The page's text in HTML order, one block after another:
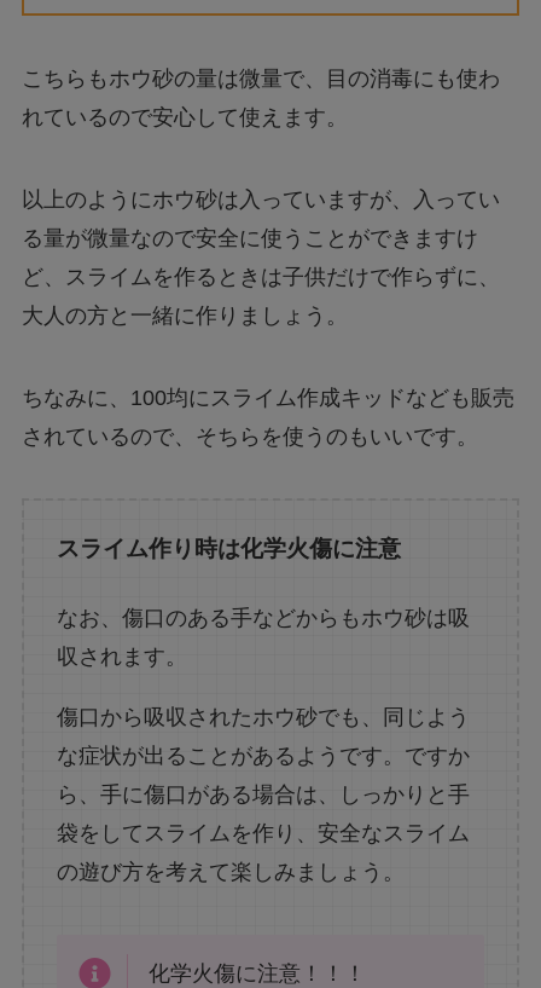
こちらもホウ砂の量は微量で、目の消毒にも使わ
れているので安心して使えます。
以上のようにホウ砂は入っていますが、入ってい
る量が微量なので安全に使うことができますけ
ど、スライムを作るときは子供だけで作らずに、
大人の方と一緒に作りましょう。
ちなみに、100均にスライム作成キッドなども販売
されているので、そちらを使うのもいいです。
スライム作り時は化学火傷に注意
なお、傷口のある手などからもホウ砂は吸
収されます。
傷口から吸収されたホウ砂でも、同じよう
な症状が出ることがあるようです。ですか
ら、手に傷口がある場合は、しっかりと手
袋をしてスライムを作り、安全なスライム
の遊び方を考えて楽しみましょう。
化学火傷に注意！！！